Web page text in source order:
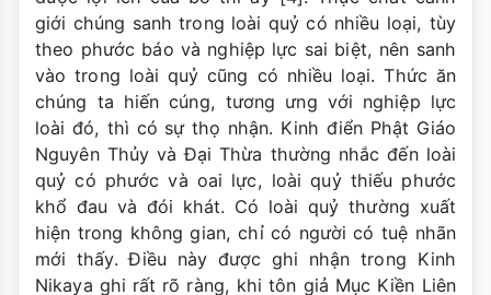
giới chúng sanh trong loài quỷ có nhiều loại, tùy
theo phước báo và nghiệp lực sai biệt, nên sanh
vào trong loài quỷ cũng có nhiều loại. Thức ăn
chúng ta hiến cúng, tương ưng với nghiệp lực
loài đó, thì có sự thọ nhận. Kinh điển Phật Giáo
Nguyên Thủy và Đại Thừa thường nhắc đến loài
quỷ có phước và oai lực, loài quỷ thiếu phước
khổ đau và đói khát. Có loài quỷ thường xuất
hiện trong không gian, chỉ có người có tuệ nhãn
mới thấy. Điều này được ghi nhận trong Kinh
Nikaya ghi rất rõ ràng, khi tôn giả Mục Kiền Liên